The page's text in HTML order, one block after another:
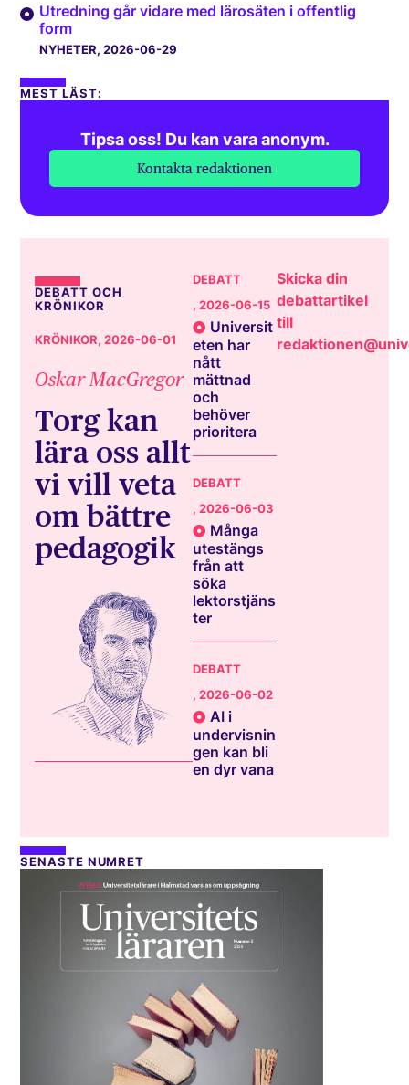
Utredning går vidare med lärosäten i offentlig
form
NYHETER, 2026-06-29
MEST LÄST:
Tipsa oss! Du kan vara anonym.
Kontakta redaktionen
DEBATT OCH
KRÖNIKOR
KRÖNIKOR, 2026-06-01
Oskar MacGregor
Torg kan
lära oss allt
vi vill veta
om bättre
pedagogik
DEBATT
, 2026-06-15
Universit
eten har
nått
mättnad
och
behöver
prioritera
DEBATT
, 2026-06-03
Många
utestängs
från att
söka
lektorstjäns
ter
DEBATT
, 2026-06-02
AI i
undervisnin
gen kan bli
en dyr vana
Skicka din
debattartikel
till
SENASTE NUMRET